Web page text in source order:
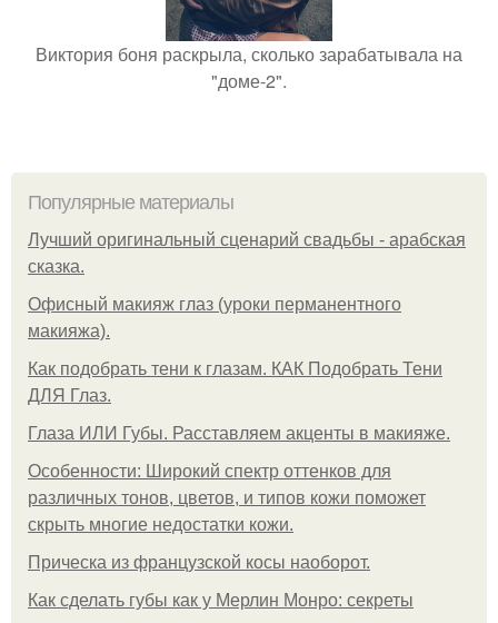
Виктория боня раскрыла, сколько зарабатывала на
"доме-2".
Популярные материалы
Лучший оригинальный сценарий свадьбы - арабская
сказка.
Офисный макияж глаз (уроки перманентного
макияжа).
Как подобрать тени к глазам. КАК Подобрать Тени
ДЛЯ Глаз.
Глаза ИЛИ Губы. Расставляем акценты в макияже.
Особенности: Широкий спектр оттенков для
различных тонов, цветов, и типов кожи поможет
скрыть многие недостатки кожи.
Прическа из французской косы наоборот.
Как сделать губы как у Мерлин Монро: секреты